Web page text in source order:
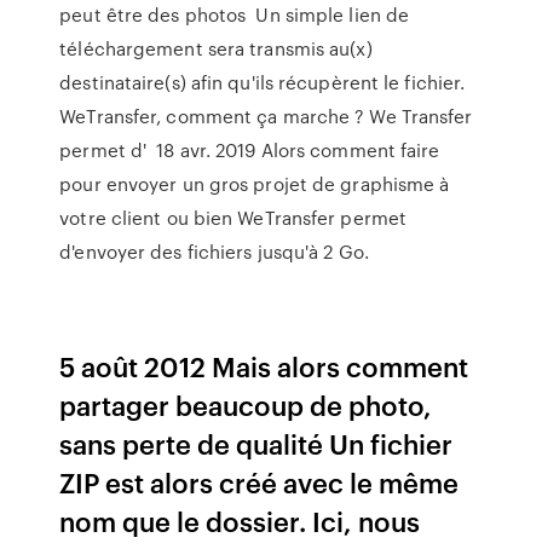
peut être des photos Un simple lien de
téléchargement sera transmis au(x)
destinataire(s) afin qu'ils récupèrent le fichier.
WeTransfer, comment ça marche ? We Transfer
permet d' 18 avr. 2019 Alors comment faire
pour envoyer un gros projet de graphisme à
votre client ou bien WeTransfer permet
d'envoyer des fichiers jusqu'à 2 Go.
5 août 2012 Mais alors comment
partager beaucoup de photo,
sans perte de qualité Un fichier
ZIP est alors créé avec le même
nom que le dossier. Ici, nous